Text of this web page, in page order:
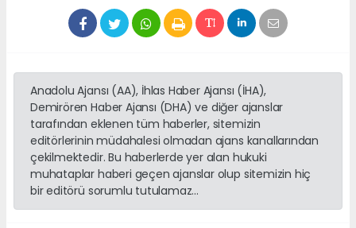
Anadolu Ajansı (AA), İhlas Haber Ajansı (İHA),
Demirören Haber Ajansı (DHA) ve diğer ajanslar
tarafından eklenen tüm haberler, sitemizin
editörlerinin müdahalesi olmadan ajans kanallarından
çekilmektedir. Bu haberlerde yer alan hukuki
muhataplar haberi geçen ajanslar olup sitemizin hiç
bir editörü sorumlu tutulamaz...